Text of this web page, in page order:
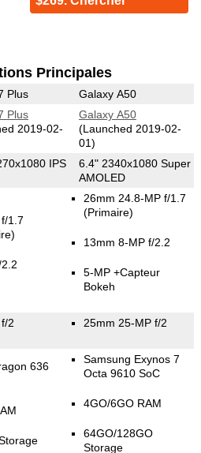
Principales
Plus Galaxy A50
Plus
2019-02-
Galaxy A50
(Launched 2019-02-
01)
IPS
6.4" 2340x1080 Super
AMOLED
1.7
26mm 24.8-MP f/1.7
(Primaire)
13mm 8-MP f/2.2
5-MP +Capteur
Bokeh
2 25mm 25-MP f/2
636
Samsung Exynos 7
Octa 9610 SoC
4GO/6GO RAM
64GO/128GO
Storage